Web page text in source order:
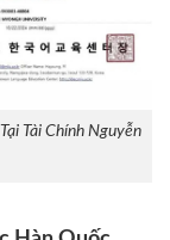
Tài Chính Nguyễn